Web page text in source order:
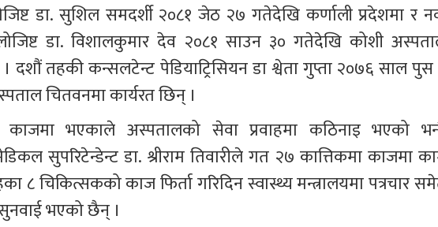
डा. सुशिल समदर्शी २०८१ जेठ २७ गतेदेखि कर्णाली प्रदेशमा र
डा. विशालकुमार देव २०८१ साउन ३० गतेदेखि कोशी
दशौं तहकी कन्सलटेन्ट पेडियाट्रिसियन डा श्वेता गुप्ता २०७६ साल
चितवनमा कार्यरत छिन् ।
भएकाले अस्पतालको सेवा प्रवाहमा कठिनाइ भएको
सुपरिटेन्डेन्ट डा. श्रीराम तिवारीले गत २७ कात्तिकमा काजमा
८ चिकित्सकको काज फिर्ता गरिदिन स्वास्थ्य मन्त्रालयमा पत्रचार
भएको छैन् ।